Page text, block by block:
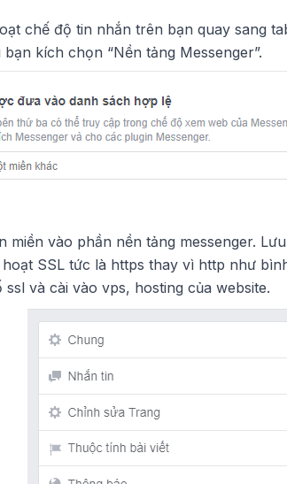
chế độ tin nhắn trên bạn quay sang
kích chọn “Nền tảng Messenger”.
miền vào phần nền tảng messenger.
SSL tức là https thay vì http như
và cài vào vps, hosting của website.